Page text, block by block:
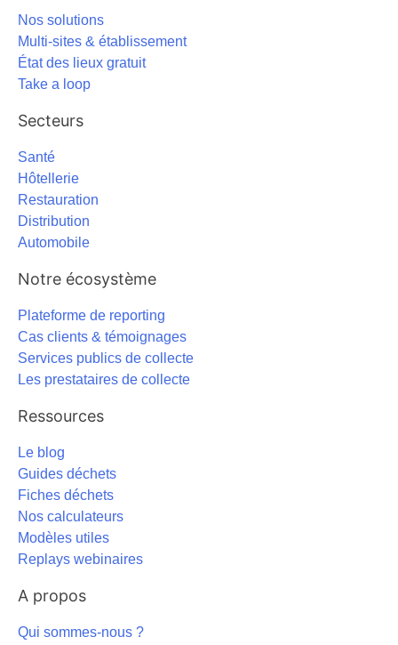
Nos solutions
Multi-sites & établissement
État des lieux gratuit
Take a loop
Secteurs
Santé
Hôtellerie
Restauration
Distribution
Automobile
Notre écosystème
Plateforme de reporting
Cas clients & témoignages
Services publics de collecte
Les prestataires de collecte
Ressources
Le blog
Guides déchets
Fiches déchets
Nos calculateurs
Modèles utiles
Replays webinaires
A propos
Qui sommes-nous ?